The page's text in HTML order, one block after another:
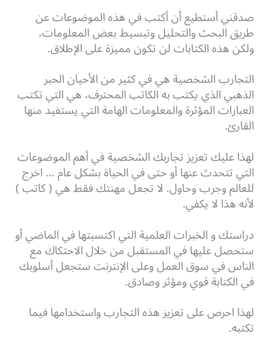
صدقني أستطيع أن أكتب في هذه الموضوعات عن
طريق البحث والتحليل وتبسيط بعض المعلومات،
ولكن هذه الكتابات لن تكون مميزة على الإطلاق.
التجارب الشخصية هي في كثير من الأحيان الحبر
الذهبي الذي يكتب به الكاتب المحترف، هي التي تكتب
العبارات المؤثرة والمعلومات الهامة التي يستفيد منها
القارئ.
لهذا عليك تعزيز تجاربك الشخصية في أهم الموضوعات
التي تتحدث عنها أو حتى في الحياة بشكل عام … اخرج
للعالم وجرب وحاول. لا تجعل مهنتك فقط هي ( كاتب )
لأنه هذا لا يكفي.
دراستك و الخبرات العلمية التي اكتسبتها في الماضي أو
ستحصل عليها في المستقبل من خلال الاحتكاك مع
الناس في سوق العمل وعلى الإنترنت ستجعل أسلوبك
في الكتابة قوي ومؤثر وصادق.
لهذا احرص على تعزيز هذه التجارب واستخدامها فيما
تكتبه.